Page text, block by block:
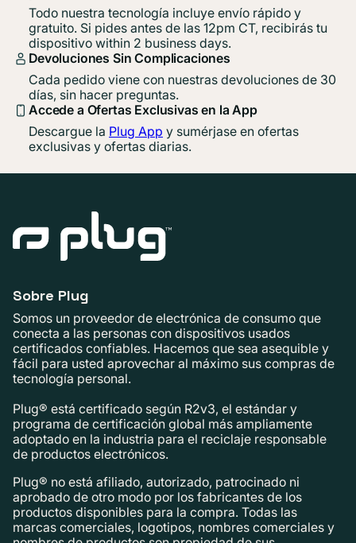
Todo nuestra tecnología incluye envío rápido y
gratuito. Si pides antes de las 12pm CT, recibirás tu
dispositivo within 2 business days.
Devoluciones Sin Complicaciones
Cada pedido viene con nuestras devoluciones de 30
días, sin hacer preguntas.
Accede a Ofertas Exclusivas en la App
Descargue la Plug App y sumérjase en ofertas
exclusivas y ofertas diarias.
Sobre Plug
Somos un proveedor de electrónica de consumo que
conecta a las personas con dispositivos usados ​​
certificados confiables. Hacemos que sea asequible y
fácil para usted aprovechar al máximo sus compras de
tecnología personal.
Plug® está certificado según R2v3, el estándar y
programa de certificación global más ampliamente
adoptado en la industria para el reciclaje responsable
de productos electrónicos.
Plug® no está afiliado, autorizado, patrocinado ni
aprobado de otro modo por los fabricantes de los
productos disponibles para la compra. Todas las
marcas comerciales, logotipos, nombres comerciales y